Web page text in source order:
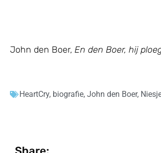
John den Boer, En den Boer, hij
HeartCry, biografie, John den Boer,